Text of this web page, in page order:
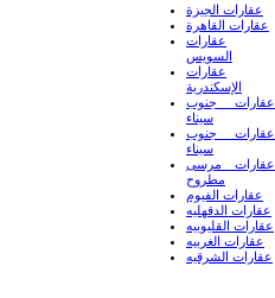
عقارات الجيزة
عقارات القاهرة
عقارات
السويس
عقارات
الإسكندرية
عقارات جنوب
سيناء
عقارات جنوب
سيناء
عقارات مرسى
مطروح
عقارات الفيوم
عقارات الدقهليه
عقارات القليوبيه
عقارات الغربيه
عقارات الشرقيه